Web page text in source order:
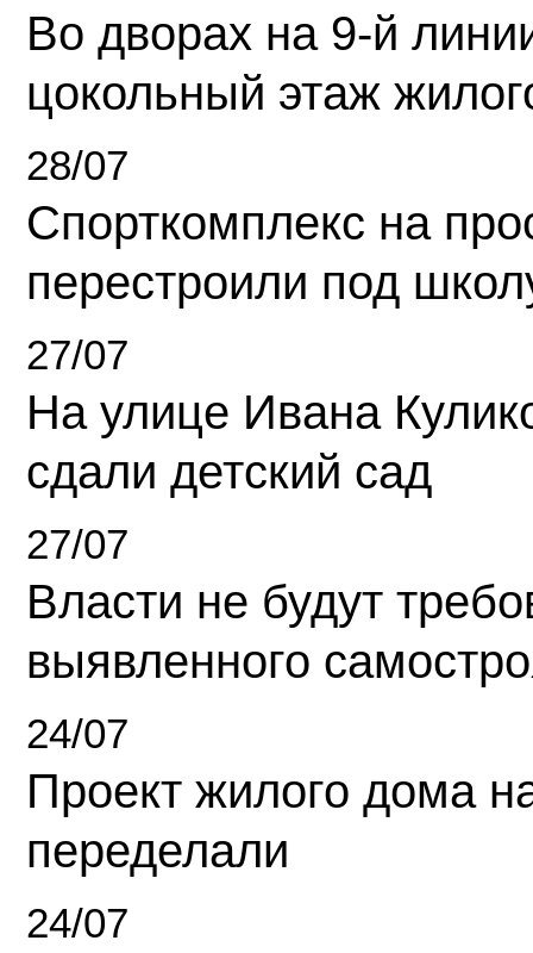
Во дворах на 9-й
цокольный этаж
28/07
Спорткомплекс на
перестроили под
27/07
На улице Ивана
сдали детский сад
27/07
Власти не будут
выявленного
24/07
Проект жилого дома
переделали
24/07